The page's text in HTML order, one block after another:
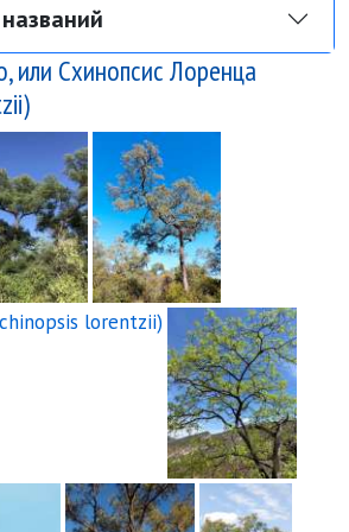
или Схинопсис Лоренца
Квебрахо (Schinopsis
Квебрахо
Квебрахо (Schinopsis lorentzii)
Квебрахо